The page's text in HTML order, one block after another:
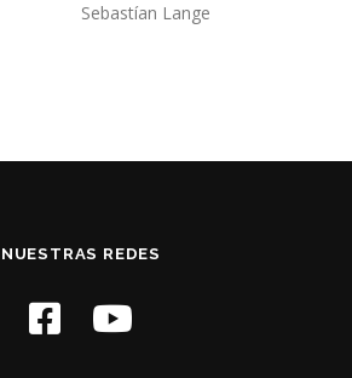
Sebastían Lange
NUESTRAS REDES